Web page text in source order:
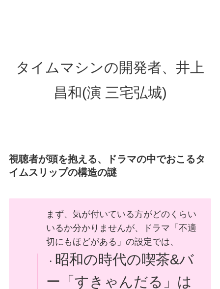
タイムマシンの開発者、井上
昌和(演 三宅弘城)
視聴者が頭を抱える、ドラマの中でおこるタ
イムスリップの構造の謎
まず、気が付いている方がどのくらい
いるか分かりませんが、ドラマ「不適
切にもほどがある」の設定では、
・ 昭和の時代の喫茶&バ
ー「すきゃんだる」は